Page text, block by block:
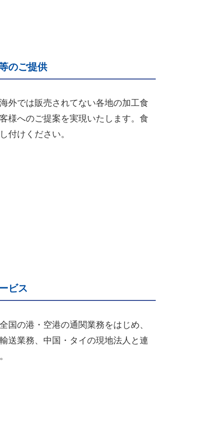
のご提供
外では販売されてない各地の加工食
様へのご提案を実現いたします。食
付けください。
ビス
国の港・空港の通関業務をはじめ、
送業務、中国・タイの現地法人と連